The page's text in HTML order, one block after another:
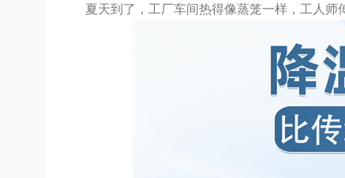
夏天到了，工厂车间热得像蒸笼一样，工人师